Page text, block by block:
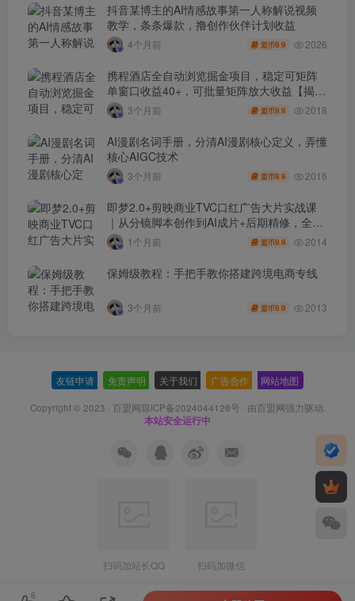
抖音某博主的AI情感故事第一人称解说视频
教学，条条爆款，撸创作伙伴计划收益
4个月前 盟币9.9 2026
携程酒店全自动浏览掘金项目，稳定可矩阵
单窗口收益40+，可批量矩阵放大收益【揭
秘】3个月前 盟币9.9 2018
AI漫剧名词手册，分清AI漫剧核心定义，弄懂
核心AIGC技术
3个月前 盟币9.9 2016
即梦2.0+剪映商业TVC口红广告大片实战课
｜从分镜脚本创作到AI成片+后期精修，全流
程打造品牌级产品广告
1个月前 盟币9.9 2014
保姆级教程：手把手教你搭建跨境电商专线
3个月前 盟币9.9 2013
友链申请 免责声明 关于我们 广告合作 网站地图
Copyright © 2023 · 百盟网琼ICP备2024044128号 · 由百盟网强力驱动.
本站安全运行中
扫码加站长QQ 扫码加微信
6